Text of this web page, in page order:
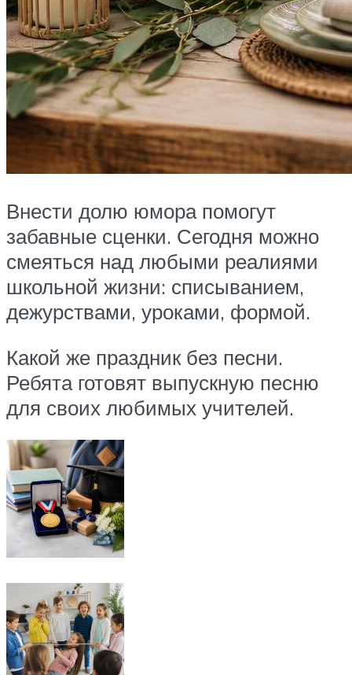
Внести долю юмора помогут
забавные сценки. Сегодня можно
смеяться над любыми реалиями
школьной жизни: списыванием,
дежурствами, уроками, формой.
Какой же праздник без песни.
Ребята готовят выпускную песню
для своих любимых учителей.